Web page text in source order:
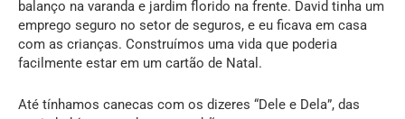
balanço na varanda e jardim florido na frente. David tinha um
emprego seguro no setor de seguros, e eu ficava em casa
com as crianças. Construímos uma vida que poderia
facilmente estar em um cartão de Natal.
Até tínhamos canecas com os dizeres “Dele e Dela”, das